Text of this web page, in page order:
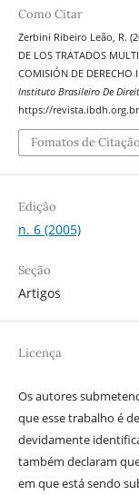
Como Citar
Zerbini Ribeiro Leão, R.
DE LOS TRATADOS
COMISIÓN DE DERECHO
Instituto Brasileiro De
https://
Fomatos de Citação
Edição
n. 6 (2005)
Seção
Artigos
Licença
Os autores
que esse trabalho é
devidamente
também declaram
em que está sendo